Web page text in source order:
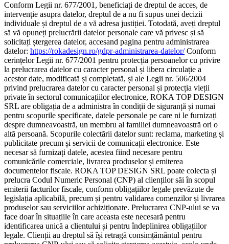
Conform Legii nr. 677/2001, beneficiați de dreptul de acces, de
intervenție asupra datelor, dreptul de a nu fi supus unei decizii
individuale și dreptul de a vă adresa justiției. Totodată, aveți dreptul
să vă opuneți prelucrării datelor personale care vă privesc și să
solicitați ștergerea datelor, accesand pagina pentru administrarea
datelor: https://rokadesign.ro/gdpr-administrarea-datelor/Conform
cerințelor Legii nr. 677/2001 pentru protecția persoanelor cu privire
la prelucrarea datelor cu caracter personal și libera circulație a
acestor date, modificată și completată, și ale Legii nr. 506/2004
privind prelucrarea datelor cu caracter personal și protecția vieții
private în sectorul comunicațiilor electronice, ROKA TOP DESIGN
SRL are obligația de a administra în condiții de siguranță și numai
pentru scopurile specificate, datele personale pe care ni le furnizați
despre dumneavoastră, un membru al familiei dumneavoastră ori o
altă persoană. Scopurile colectării datelor sunt: reclama, marketing și
publicitate precum și servicii de comunicații electronice. Este
necesar să furnizați datele, acestea fiind necesare pentru
comunicările comerciale, livrarea produselor și emiterea
documentelor fiscale. ROKA TOP DESIGN SRL poate colecta și
prelucra Codul Numeric Personal (CNP) al clienților săi în scopul
emiterii facturilor fiscale, conform obligațiilor legale prevăzute de
legislația aplicabilă, precum și pentru validarea comenzilor și livrarea
produselor sau serviciilor achiziționate. Prelucrarea CNP-ului se va
face doar în situațiile în care aceasta este necesară pentru
identificarea unică a clientului și pentru îndeplinirea obligațiilor
legale. Clienții au dreptul să își retragă consimțământul pentru